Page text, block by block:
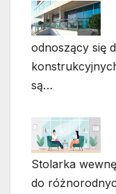
odnoszący się
są…
Stolarka
do